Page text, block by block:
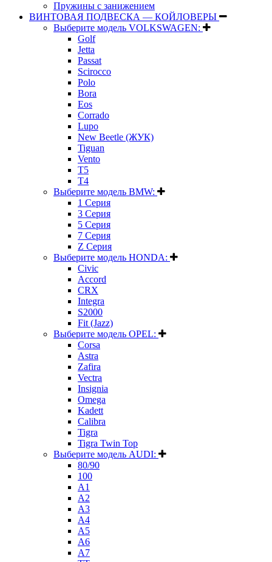
Пружины с занижением
ВИНТОВАЯ ПОДВЕСКА — КОЙЛОВЕРЫ
Выберите модель VOLKSWAGEN:
Golf
Jetta
Passat
Scirocco
Polo
Bora
Eos
Corrado
Lupo
New Beetle (ЖУК)
Tiguan
Vento
T5
T4
Выберите модель BMW:
1 Серия
3 Серия
5 Серия
7 Серия
Z Серия
Выберите модель HONDA:
Civic
Accord
CRX
Integra
S2000
Fit (Jazz)
Выберите модель OPEL:
Corsa
Astra
Zafira
Vectra
Insignia
Omega
Kadett
Calibra
Tigra
Tigra Twin Top
Выберите модель AUDI:
80/90
100
A1
A2
A3
A4
A5
A6
A7